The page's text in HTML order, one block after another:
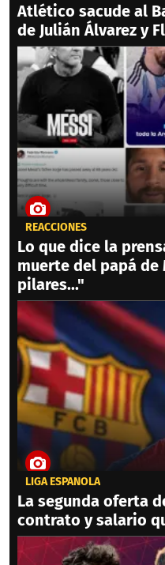
Atlético sacude al
de Julián Álvarez y
REACCIONES
Lo que dice la
muerte del papá de
pilares..."
LIGA ESPAÑOLA
La segunda oferta
contrato y salario